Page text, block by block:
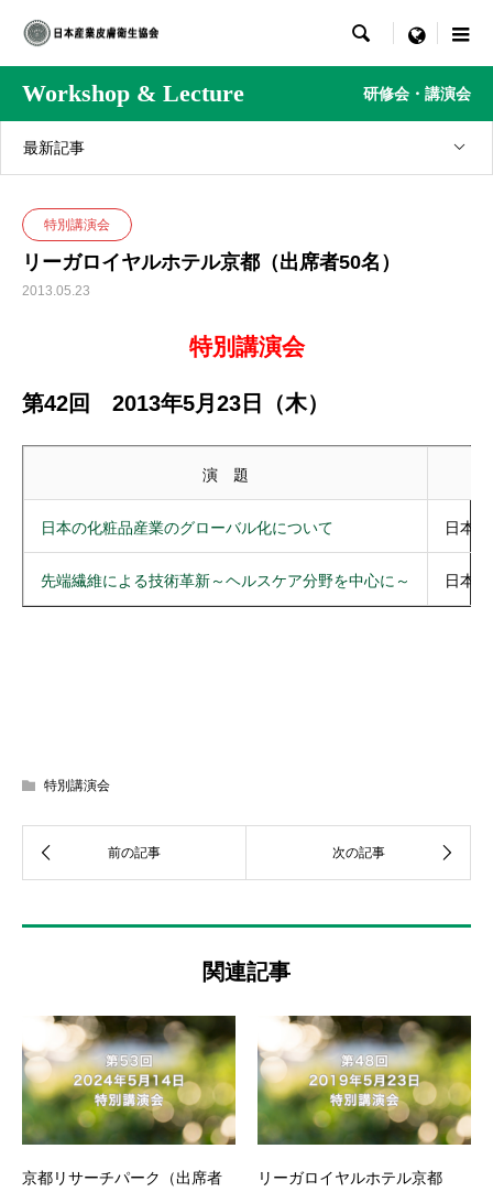
 menu
Workshop & Lecture 研修会・講演会
最新記事
特別講演会
リーガロイヤルホテル京都（出席者50名）
2013.05.23
特別講演会
第42回 2013年5月23日（木）
演 題
日本の化粧品産業のグローバル化について 日本
先端繊維による技術革新～ヘルスケア分野を中心に～ 日本
特別講演会
関連記事
京都リサーチパーク（出席者
リーガロイヤルホテル京都